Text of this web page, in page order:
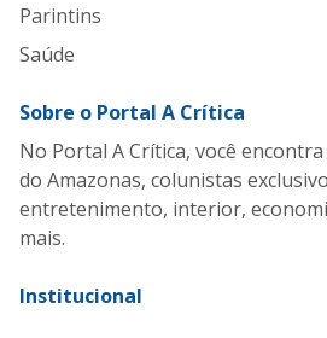
Parintins
Saúde
Sobre o Portal A Crítica
No Portal A Crítica, você
do Amazonas, colunistas
entretenimento, interior,
mais.
Institucional